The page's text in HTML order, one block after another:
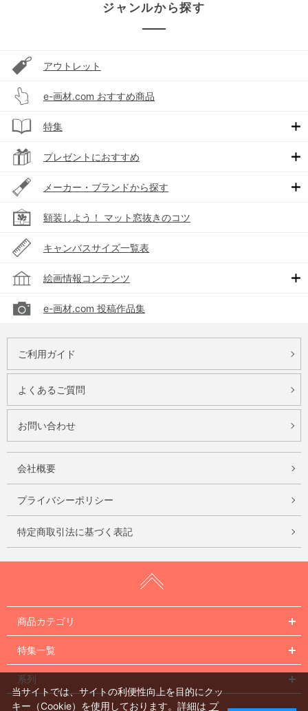
ジャンルから探す
アウトレット
e-画材.com おすすめ商品
特集
プレゼントにおすすめ
メーカー・ブランドから探す
額装しよう！ マット窓抜きのコツ
キャンバスサイズ一覧表
絵画情報コンテンツ
e-画材.com 投稿作品集
ご利用ガイド
よくあるご質問
お問い合わせ
会社概要
プライバシーポリシー
特定商取引法に基づく表記
商品カテゴリ
特集一覧
系列
当サイトでは、サイトの利便性向上を目的にクッ
キー（Cookie）を使用しております。詳細は プ